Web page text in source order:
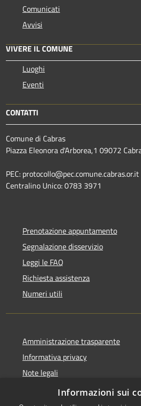
Comunicati
Avvisi
VIVERE IL COMUNE
Luoghi
Eventi
CONTATTI
Comune di Cabras
Piazza Eleonora d'Arborea,1 09072
PEC: protocollo@pec.comune.cabras.or.it
Centralino Unico: 0783 3971
Prenotazione appuntamento
Segnalazione disservizio
Leggi le FAQ
Richiesta assistenza
Numeri utili
Amministrazione trasparente
Informativa privacy
Note legali
Dichiarazione di accessibilità
Informazioni sui